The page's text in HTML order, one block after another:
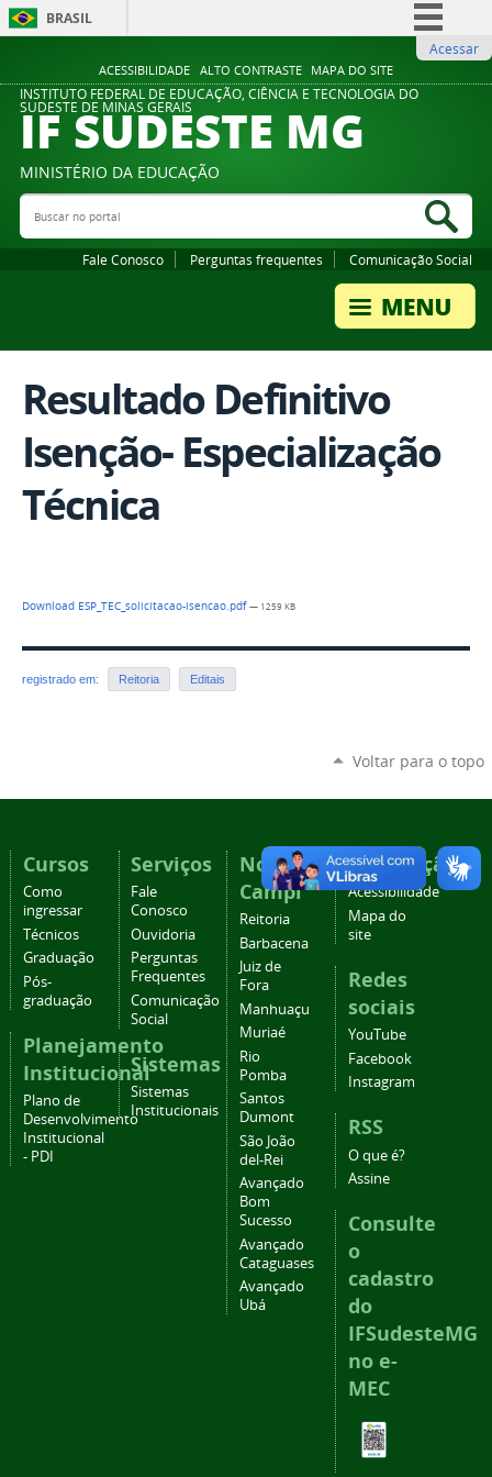
ACESSIBILIDADE ALTO CONTRASTE MAPA DO SITE
BRASIL
Comunica BR
Participe
Legislação
Acessar
INSTITUTO FEDERAL DE EDUCAÇÃO, CIÊNCIA E TECNOLOGIA DO
SUDESTE DE MINAS GERAIS
IF SUDESTE MG
MINISTÉRIO DA EDUCAÇÃO
Buscar no portal
Fale Conosco Perguntas frequentes Comunicação Social
Resultado Definitivo
Isenção- Especialização
Técnica
Download ESP_TEC_solicitacao-isencao.pdf— 1259 KB
registrado em: Reitoria Editais
Voltar para o topo
Cursos
Como
ingressar
Técnicos
Graduação
Pós-
graduação
Planejamento
Institucional
Plano de
Desenvolvimento
Institucional
- PDI
Serviços
Fale
Conosco
Ouvidoria
Perguntas
Frequentes
Comunicação
Social
Sistemas
Sistemas
Institucionais
Nossos
Campi
Reitoria
Barbacena
Juiz de
Fora
Manhuaçu
Muriaé
Rio
Pomba
Santos
Dumont
São João
del-Rei
Avançado
Bom
Sucesso
Avançado
Cataguases
Avançado
Ubá
Navegação
Acessibilidade
Mapa do
site
Redes
sociais
YouTube
Facebook
Instagram
RSS
O que é?
Assine
Consulte
o
cadastro
do
IFSudesteMG
no e-
MEC